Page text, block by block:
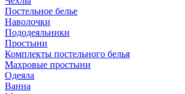
Постельное белье
Наволочки
Пододеяльники
Простыни
Комплекты постельного белья
Махровые простыни
Одеяла
Ванна